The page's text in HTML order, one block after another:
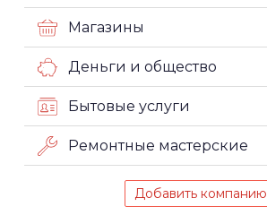
Магазины
Деньги и общество
Бытовые услуги
Ремонтные мастерские
Добавить компанию